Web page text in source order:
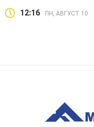
12:16 ПН, АВГУСТ 10